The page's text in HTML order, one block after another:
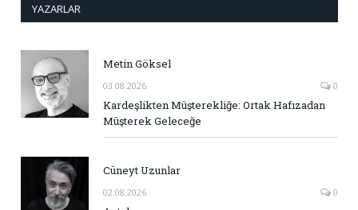
YAZARLAR
Metin Göksel
03.08.2026 0
Kardeşlikten Müşterekliğe: Ortak Hafızadan
Müşterek Geleceğe
Cüneyt Uzunlar
02.08.2026 0